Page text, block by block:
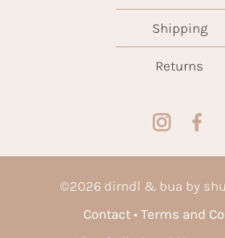
Shipping
Returns
©2026 dirndl & bua by
Contact
Terms and